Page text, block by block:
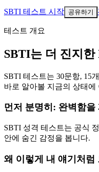
SBTI 테스트 시작 공유하기
테스트 개요
SBTI는 더 진지
SBTI 테스트는 30문항, 15
바로 알아볼 지금의 상태
먼저 분명히: 완벽함
SBTI 성격 테스트는 공식
안에 숨긴 감정을 봅니다.
왜 이렇게 내 얘기처럼